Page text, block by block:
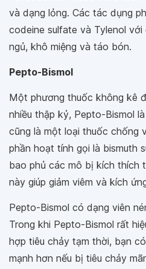
và dạng lỏng. Các tác dụng
codeine sulfate và Tylenol
ngủ, khô miệng và táo bón.
Pepto-Bismol
Một phương thuốc không kê
nhiều thập kỷ, Pepto-Bismol
cũng là một loại thuốc chống
phần hoạt tính gọi là bismuth
bao phủ các mô bị kích thích
này giúp giảm viêm và kích
Pepto-Bismol có dạng viên
Trong khi Pepto-Bismol rất
hợp tiêu chảy tạm thời, bạn
mạnh hơn nếu bị tiêu chảy